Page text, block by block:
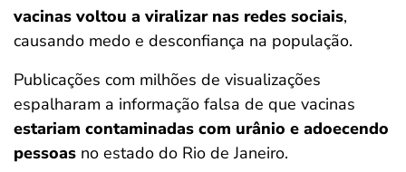
vacinas voltou a viralizar nas redes sociais,
causando medo e desconfiança na população.
Publicações com milhões de visualizações
espalharam a informação falsa de que vacinas
estariam contaminadas com urânio e adoecendo
pessoas no estado do Rio de Janeiro.